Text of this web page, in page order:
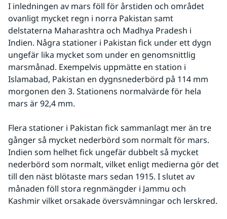
I inledningen av mars föll för årstiden och området
ovanligt mycket regn i norra Pakistan samt
delstaterna Maharashtra och Madhya Pradesh i
Indien. Några stationer i Pakistan fick under ett dygn
ungefär lika mycket som under en genomsnittlig
marsmånad. Exempelvis uppmätte en station i
Islamabad, Pakistan en dygnsnederbörd på 114 mm
morgonen den 3. Stationens normalvärde för hela
mars är 92,4 mm.
Flera stationer i Pakistan fick sammanlagt mer än tre
gånger så mycket nederbörd som normalt för mars.
Indien som helhet fick ungefär dubbelt så mycket
nederbörd som normalt, vilket enligt medierna gör det
till den näst blötaste mars sedan 1915. I slutet av
månaden föll stora regnmängder i Jammu och
Kashmir vilket orsakade översvämningar och lerskred.